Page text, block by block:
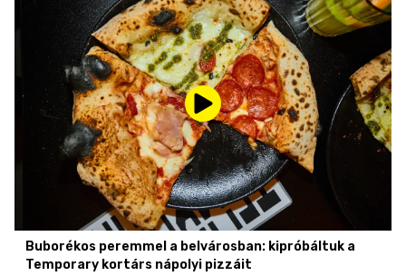
Buborékos peremmel a belvárosban: kipróbáltuk a
Temporary kortárs nápolyi pizzáit